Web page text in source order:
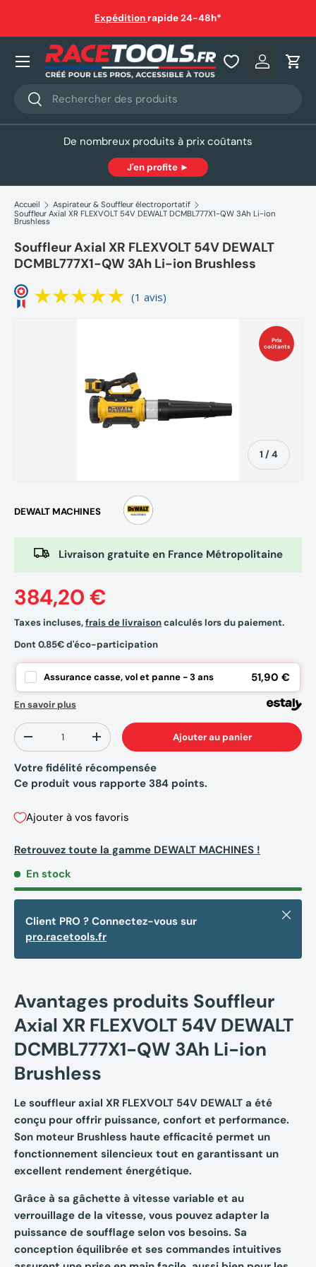
Aller au contenu
Expédition rapide 24-48h*
Recherche
Rechercher
Se
Nos produits
De nombreux produits à prix coûtants
J'en profite ►
Accueil
Aspirateur & Souffleur électroportatif
Souffleur Axial XR FLEXVOLT 54V DEWALT DCMBL777X1-QW 3Ah Li-ion
Brushless
Souffleur Axial XR FLEXVOLT 54V DEWALT
DCMBL777X1-QW 3Ah Li-ion Brushless
(1 avis)
Prix
coûtants
1 /de
4
DEWALT MACHINES
Livraison gratuite en France Métropolitaine
384,20 €
Taxes incluses,frais de livraisoncalculés lors du paiement.
Dont 0.85€ d'éco-participation
Assurance casse, vol et panne - 3 ans 51,90 €
En savoir plus
Qté
-
+ Ajouter au panier
Votre fidélité récompensée
Ce produit vous rapporte 384 points.
Ajouter à vos favoris
Retrouvez toute la gamme DEWALT MACHINES !
En stock
Client PRO ? Connectez-vous sur
pro.racetools.fr
Fermer
Avantages produits Souffleur
Axial XR FLEXVOLT 54V DEWALT
DCMBL777X1-QW 3Ah Li-ion
Brushless
Le souffleur axial XR FLEXVOLT 54V DEWALT a été
conçu pour offrir puissance, confort et performance.
Son moteur Brushless haute efficacité permet un
fonctionnement silencieux tout en garantissant un
excellent rendement énergétique.
Grâce à sa gâchette à vitesse variable et au
verrouillage de la vitesse, vous pouvez adapter la
puissance de soufflage selon vos besoins. Sa
conception équilibrée et ses commandes intuitives